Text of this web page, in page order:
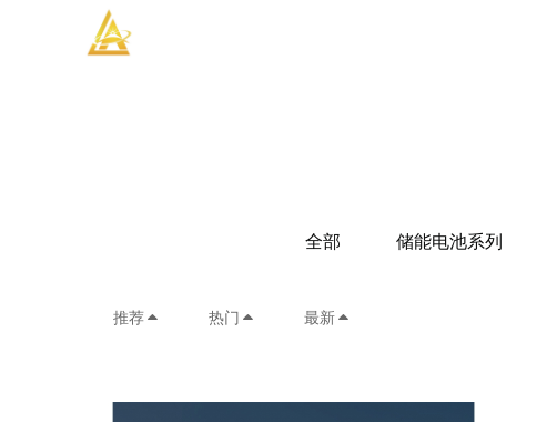
全部 储能电池系列
推荐 热门 最新